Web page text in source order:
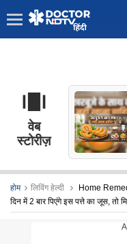
वेब
स्टोरीज़
होम लिविंग हेल्दी
Home
दिन में 2 बार पिएंगे इस पत्ते का जूस, तो